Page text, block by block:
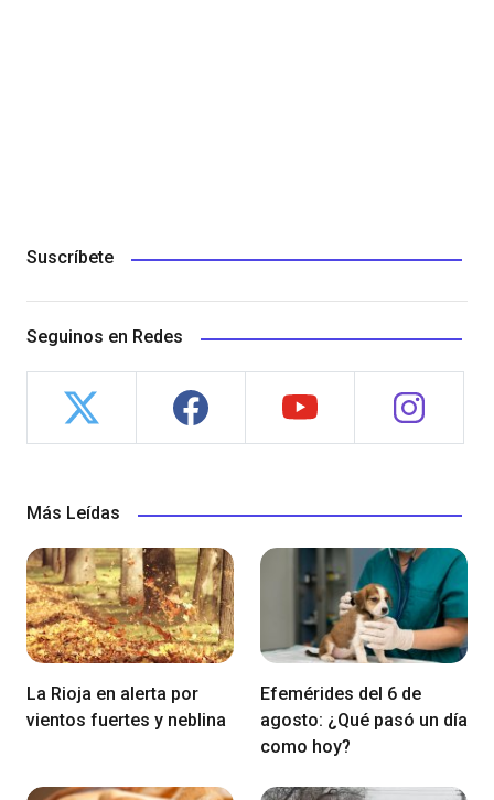
Suscríbete
Seguinos en Redes
Más Leídas
La Rioja en alerta por
vientos fuertes y neblina
Efemérides del 6 de
agosto: ¿Qué pasó un día
como hoy?